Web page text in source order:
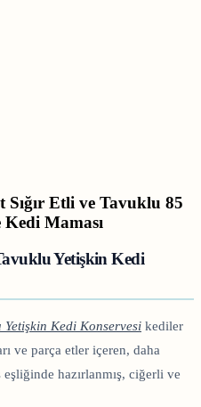
Etli ve Tavuklu 85
Maması
Yetişkin Kedi
Yetişkin Kedi Konservesi kediler
ve parça etler içeren, daha
hazırlanmış, ciğerli ve